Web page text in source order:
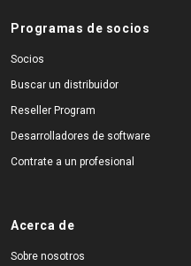
Programas de socios
Socios
Buscar un distribuidor
Reseller Program
Desarrolladores de software
Contrate a un profesional
Acerca de
Sobre nosotros